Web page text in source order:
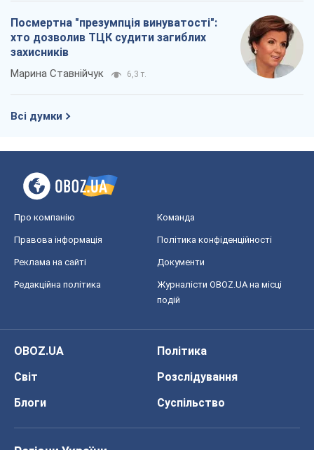
Посмертна "презумпція винуватості":
хто дозволив ТЦК судити загиблих
захисників
Марина Ставнійчук 6,3 т.
Всі думки
Про компанію Команда
Правова інформація Політика конфіденційності
Реклама на сайті Документи
Редакційна політика
Журналісти OBOZ.UA на місці
подій
OBOZ.UA
Політика
Світ
Розслідування
Блоги
Суспільство